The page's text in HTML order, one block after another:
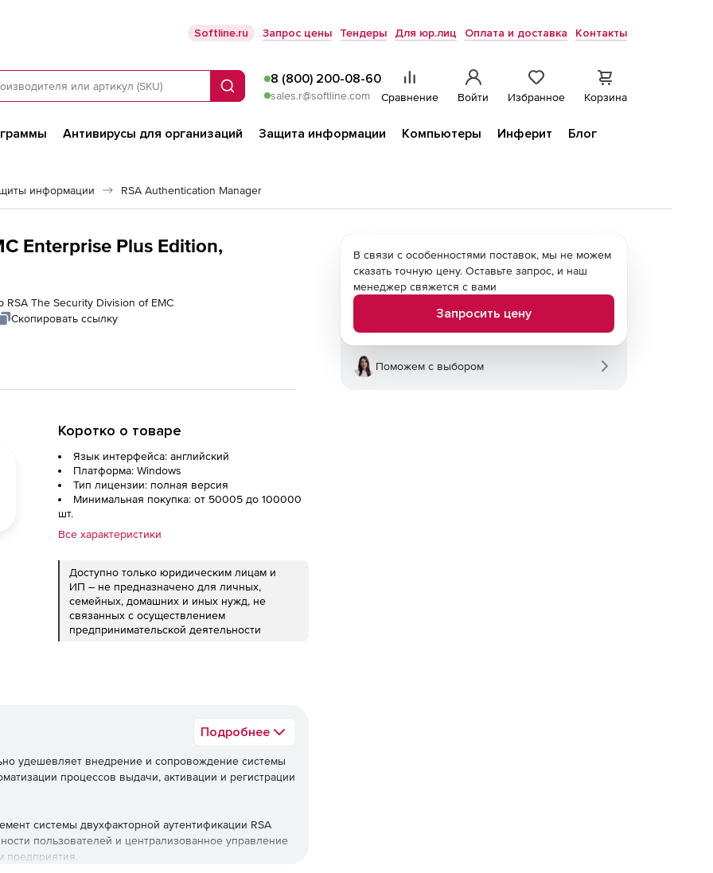
Softline.ru Запрос цены Тендеры Для юр.лиц Оплата и доставка Контакты
Поиск
8 (800) 200-08-60
sales.r@softline.com Сравнение Войти Избранное Корзина
Антивирусы для организаций Защита информации Компьютеры Инферит
Блог
информации RSA Authentication Manager
Enterprise Plus Edition,
The Security Division of EMC
Скопировать ссылку
Коротко о товаре
Язык интерфейса: английский
Платформа: Windows
Тип лицензии: полная версия
Минимальная покупка: от 50005 до 100000
шт.
Все характеристики
Доступно только юридическим лицам и
ИП – не предназначено для личных,
семейных, домашних и иных нужд, не
связанных с осуществлением
предпринимательской деятельности
Подробнее
удешевляет внедрение и сопровождение системы
процессов выдачи, активации и регистрации
системы двухфакторной аутентификации RSA
пользователей и централизованное управление
предприятия.
В связи с особенностями поставок, мы не можем
сказать точную цену. Оставьте запрос, и наш
менеджер свяжется с вами
Запросить цену
Поможем с выбором